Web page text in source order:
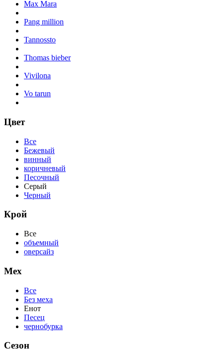
Max Mara
Pang million
Tannossto
Thomas bieber
Vivilona
Vo tarun
Цвет
Все
Бежевый
винный
коричневый
Песочный
Серый
Черный
Крой
Все
объемный
оверсайз
Мех
Все
Без меха
Енот
Песец
чернобурка
Сезон